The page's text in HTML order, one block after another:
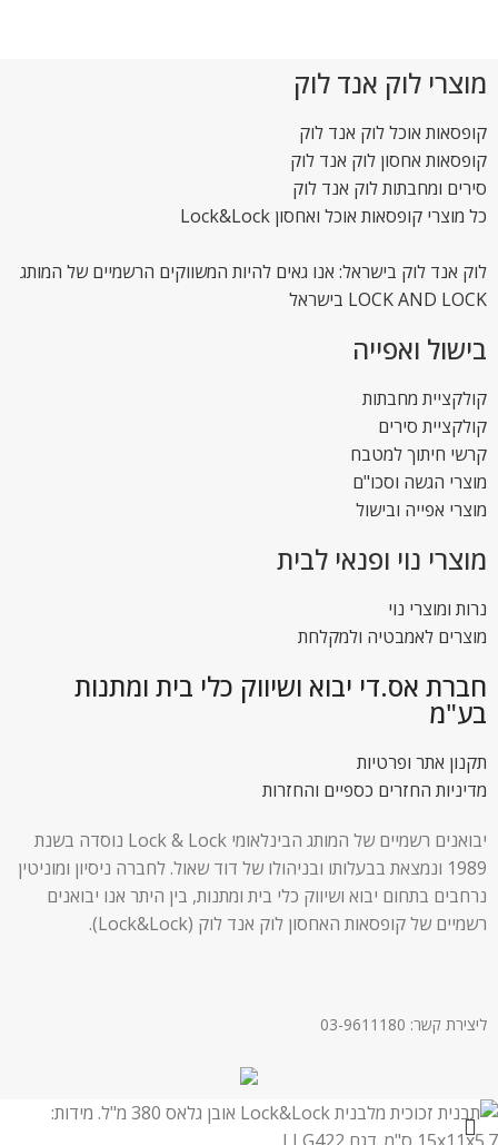
מוצרי לוק אנד לוק
קופסאות אוכל לוק אנד לוק
קופסאות אחסון לוק אנד לוק
סירים ומחבתות לוק אנד לוק
כל מוצרי קופסאות אוכל ואחסון Lock&Lock
לוק אנד לוק בישראל: אנו גאים להיות המשווקים הרשמיים של המותג
LOCK AND LOCK בישראל
בישול ואפייה
קולקציית מחבתות
קולקציית סירים
קרשי חיתוך למטבח
מוצרי הגשה וסכו"ם
מוצרי אפייה ובישול
מוצרי נוי ופנאי לבית
נרות ומוצרי נוי
מוצרים לאמבטיה ולמקלחת
חברת אס.די יבוא ושיווק כלי בית ומתנות
בע"מ
תקנון אתר ופרטיות
מדיניות החזרים כספיים והחזרות
יבואנים רשמיים של המותג הבינלאומי Lock & Lock נוסדה בשנת
1989 ונמצאת בבעלותו ובניהולו של דוד שאול. לחברה ניסיון ומוניטין
נרחבים בתחום יבוא ושיווק כלי בית ומתנות, בין היתר אנו יבואנים
רשמיים של קופסאות האחסון לוק אנד לוק (Lock&Lock).
ליצירת קשר: 03-9611180